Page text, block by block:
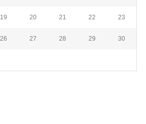
19 20 21 22 23
26 27 28 29 30